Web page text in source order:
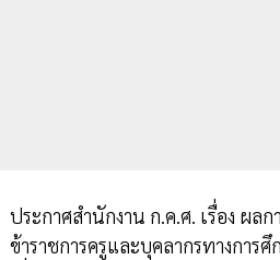
ประกาศสำนักงาน ก.ค.ศ. เรื่อง ผล
ข้าราชการครูและบุคลากรทางการ